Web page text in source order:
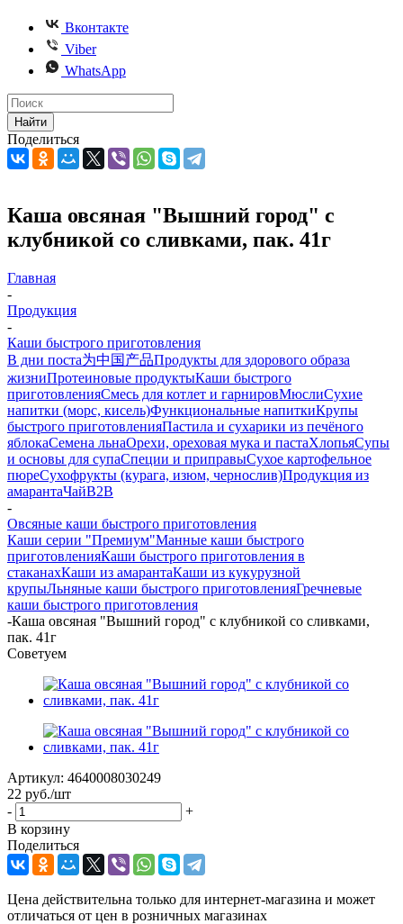
Вконтакте
Viber
WhatsApp
Найти
Поделиться
Каша овсяная "Вышний город" с
клубникой со сливками, пак. 41г
Главная
-
Продукция
-
Каши быстрого приготовления
В дни поста为中国产品Продукты для здорового образа
жизниПротеиновые продуктыКаши быстрого
приготовленияСмесь для котлет и гарнировМюслиСухие
напитки (морс, кисель)Функциональные напиткиКрупы
быстрого приготовленияПастила и сухарики из печёного
яблокаСемена льнаОрехи, ореховая мука и пастаХлопьяСупы
и основы для супаСпеции и приправыСухое картофельное
пюреСухофрукты (курага, изюм, чернослив)Продукция из
амарантаЧайB2B
-
Овсяные каши быстрого приготовления
Каши серии "Премиум"Манные каши быстрого
приготовленияКаши быстрого приготовления в
стаканахКаши из амарантаКаши из кукурузной
крупыЛьняные каши быстрого приготовленияГречневые
каши быстрого приготовления
-Каша овсяная "Вышний город" с клубникой со сливками,
пак. 41г
Советуем
Артикул: 4640008030249
22 руб./шт
-
+
В корзину
Поделиться
Цена действительна только для интернет-магазина и может
отличаться от цен в розничных магазинах